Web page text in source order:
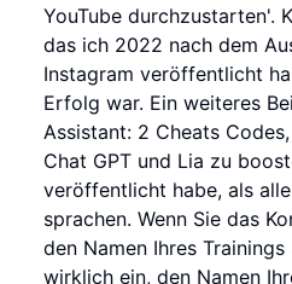
YouTube durchzustarten'.
das ich 2022 nach dem
Instagram veröffentlicht
Erfolg war. Ein weiteres
Assistant: 2 Cheats
Chat GPT und Lia zu
veröffentlicht habe, als
sprachen. Wenn Sie das
den Namen Ihres
wirklich ein, den Namen